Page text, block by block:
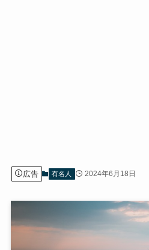
広告 有名人 2024年6月18日